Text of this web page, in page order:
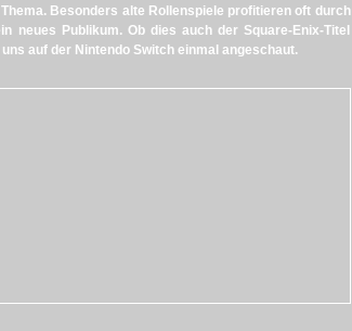
Besonders alte Rollenspiele profitieren oft durch
neues Publikum. Ob dies auch der Square-Enix-Titel
auf der Nintendo Switch einmal angeschaut.